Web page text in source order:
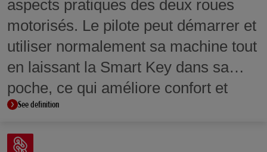
aspects pratiques des deux roues
motorisés. Le pilote peut démarrer et
utiliser normalement sa machine tout
en laissant la Smart Key dans sa
poche, ce qui améliore confort et
sécurité.
See definition